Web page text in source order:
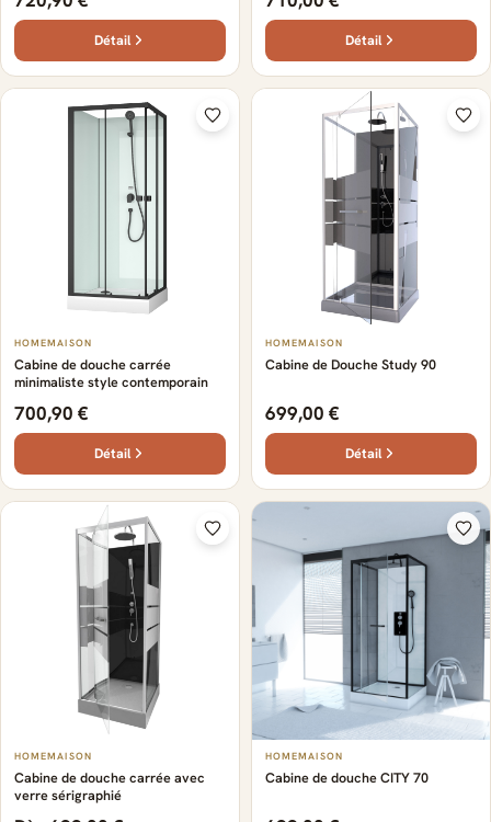
Détail Détail
HOMEMAISON
Cabine de douche carrée
minimaliste style contemporain
700,90 €
Détail
HOMEMAISON
Cabine de Douche Study 90
699,00 €
Détail
HOMEMAISON
Cabine de douche carrée avec
verre sérigraphié
HOMEMAISON
Cabine de douche CITY 70